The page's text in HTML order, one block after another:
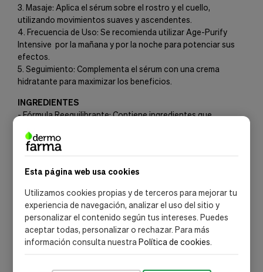
Esta página web usa cookies
Utilizamos cookies propias y de terceros para mejorar tu
experiencia de navegación, analizar el uso del sitio y
personalizar el contenido según tus intereses. Puedes
aceptar todas, personalizar o rechazar. Para más
información consulta nuestraPolítica de cookies.
3. Masaje: Aplica el sérum sobre el rostro y el cuello,
utilizando movimientos suaves y ascendentes.
4. Frecuencia de Uso: Se recomienda utilizar Age-Purify
Intensive por la mañana y por la noche para potenciar sus
efectos.
5. Seguimiento: Complementa el sérum con una crema
hidratante para maximizar los beneficios.
INGREDIENTES
- Fórmula Reequilibrante: Contiene ingredientes que
imperfecciones.
- Acción Hidratante: Incluye componentes que mantienen la
- Extractos Naturales: Proporcionan propiedades
tranquilizantes y antioxidantes, protegiendo la piel de
agresores ambientales.